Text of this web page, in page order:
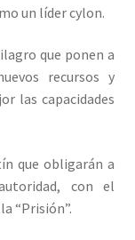
un líder cylon.
que ponen a
recursos y
las capacidades
que obligarán a
con el
“Prisión”.